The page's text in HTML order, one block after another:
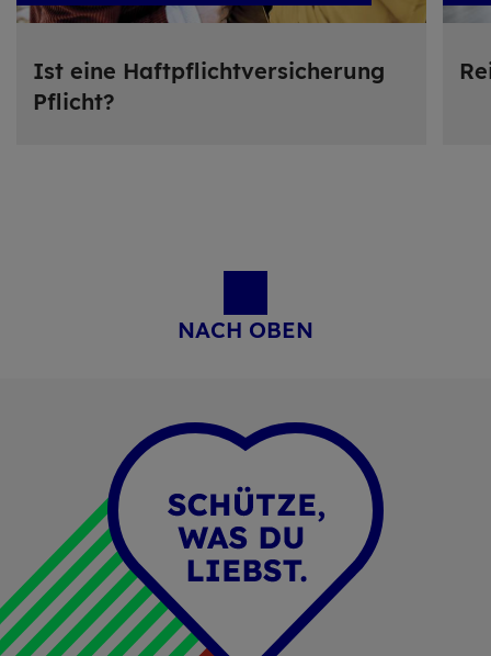
Ist eine Haft­pflicht­ver­si­che­rung
Pflicht?
NACH OBEN